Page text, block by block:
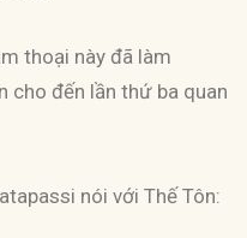
thoại này đã làm
cho đến lần thứ ba quan
nói với Thế Tôn: